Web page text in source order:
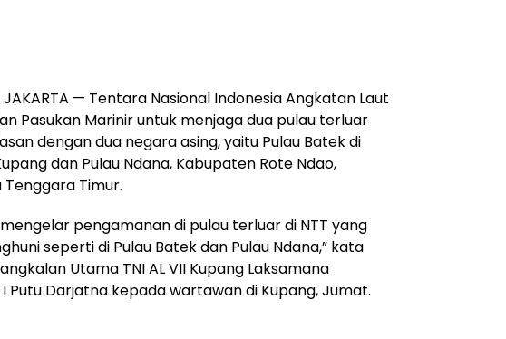
JAKARTA — Tentara Nasional Indonesia Angkatan Laut
Pasukan Marinir untuk menjaga dua pulau terluar
dengan dua negara asing, yaitu Pulau Batek di
dan Pulau Ndana, Kabupaten Rote Ndao,
Tenggara Timur.
mengelar pengamanan di pulau terluar di NTT yang
seperti di Pulau Batek dan Pulau Ndana,” kata
Utama TNI AL VII Kupang Laksamana
Putu Darjatna kepada wartawan di Kupang, Jumat.